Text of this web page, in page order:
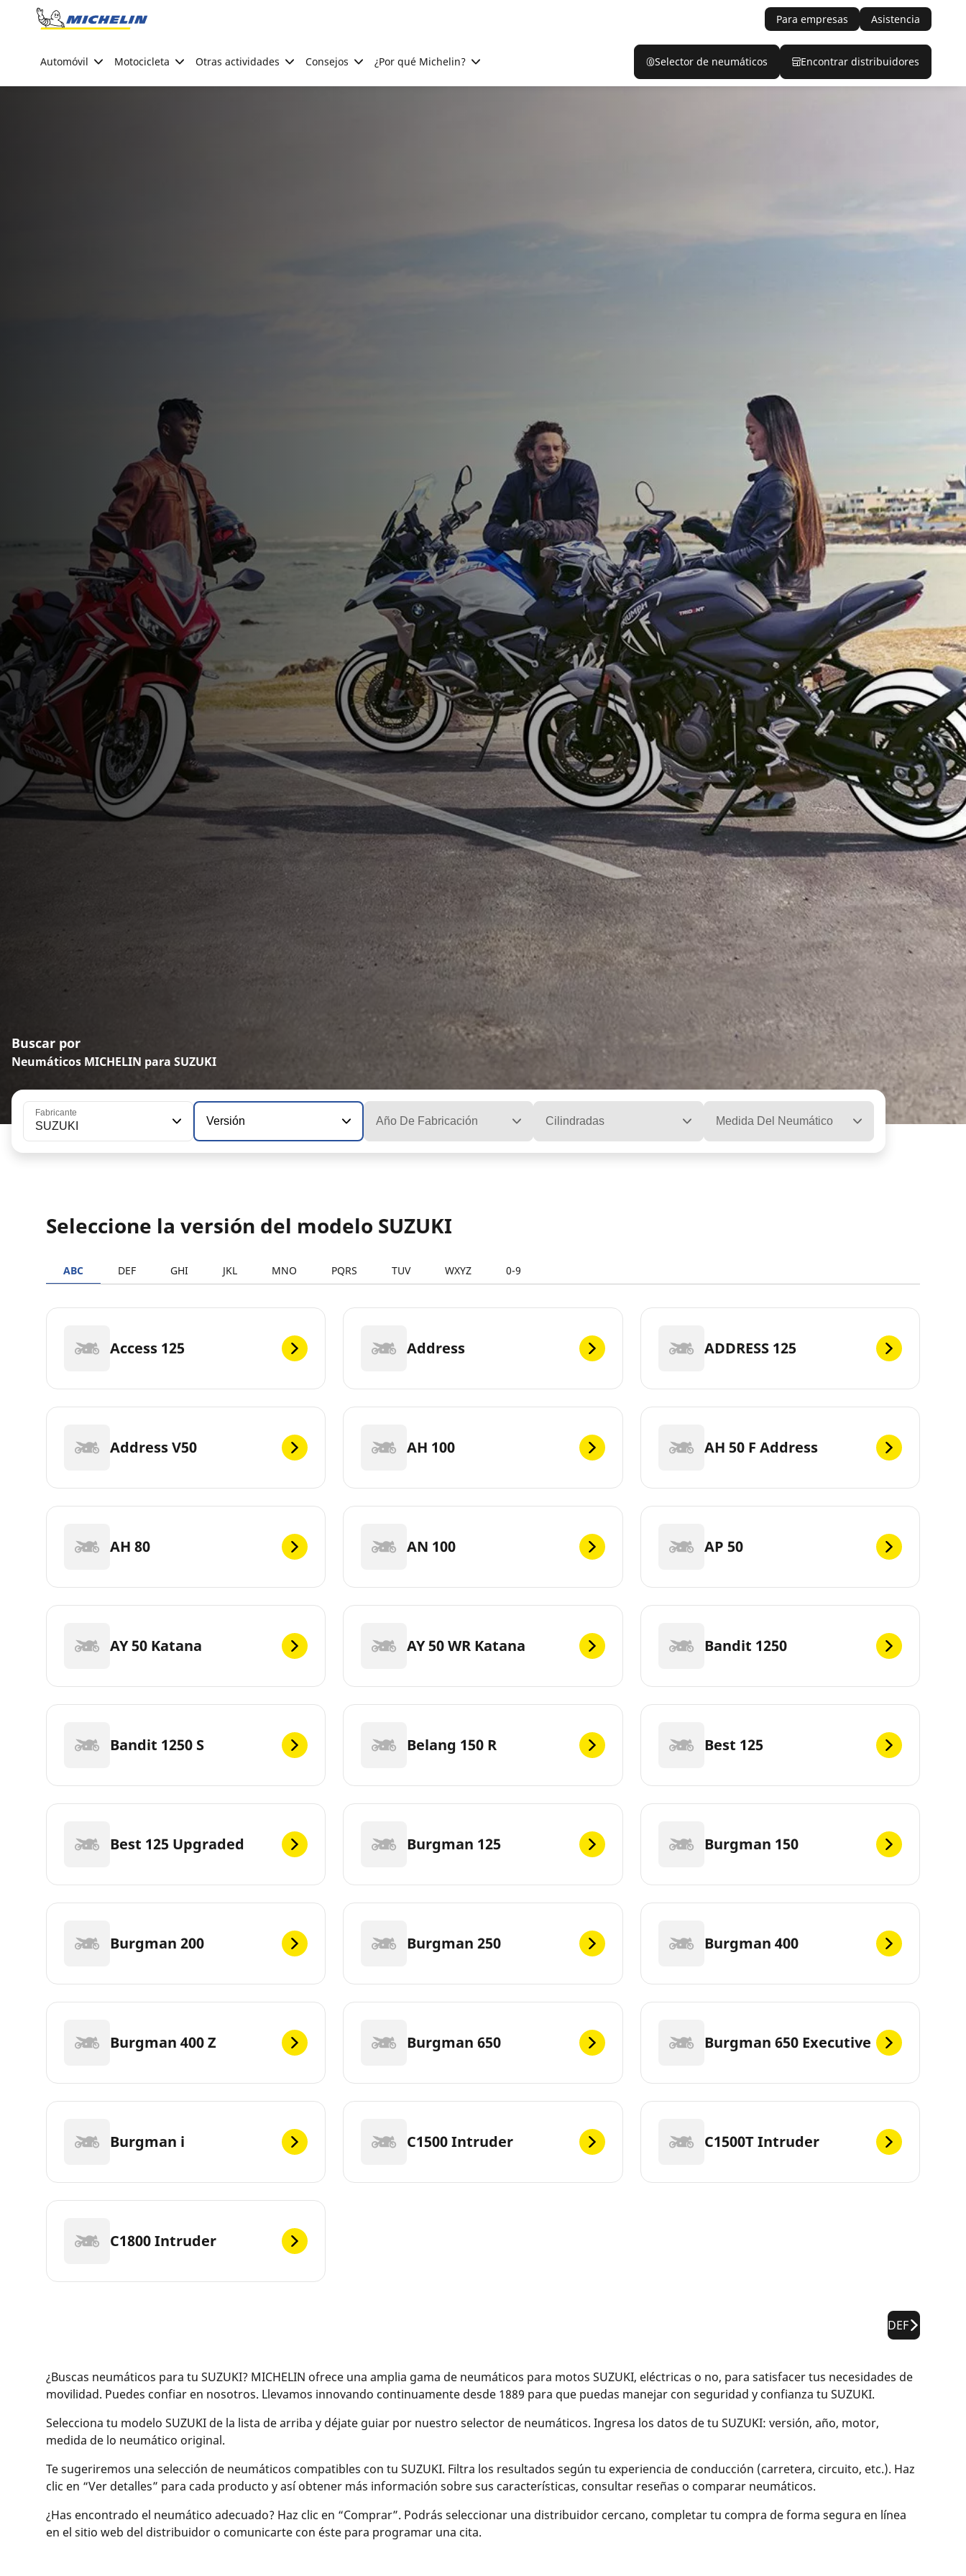
Go to page content
Para empresas Asistencia
Automóvil Motocicleta Otras actividades Consejos ¿Por qué Michelin? Selector de neumáticos Encontrar distribuidores
Buscar por
Neumáticos MICHELIN para SUZUKI
Fabricante
SUZUKI Versión Año De Fabricación Cilindradas Medida Del Neumático
Seleccione la versión del modelo SUZUKI
ABC DEF GHI JKL MNO PQRS TUV WXYZ 0-9
Access 125 Address ADDRESS 125
Address V50 AH 100 AH 50 F Address
AH 80 AN 100 AP 50
AY 50 Katana AY 50 WR Katana Bandit 1250
Bandit 1250 S Belang 150 R Best 125
Best 125 Upgraded Burgman 125 Burgman 150
Burgman 200 Burgman 250 Burgman 400
Burgman 400 Z Burgman 650 Burgman 650 Executive
Burgman i C1500 Intruder C1500T Intruder
C1800 Intruder
DEF
¿Buscas neumáticos para tu SUZUKI? MICHELIN ofrece una amplia gama de neumáticos para motos SUZUKI, eléctricas o no, para satisfacer tus necesidades de
movilidad. Puedes confiar en nosotros. Llevamos innovando continuamente desde 1889 para que puedas manejar con seguridad y confianza tu SUZUKI.
Selecciona tu modelo SUZUKI de la lista de arriba y déjate guiar por nuestro selector de neumáticos. Ingresa los datos de tu SUZUKI: versión, año, motor,
medida de lo neumático original.
Te sugeriremos una selección de neumáticos compatibles con tu SUZUKI. Filtra los resultados según tu experiencia de conducción (carretera, circuito, etc.). Haz
clic en “Ver detalles” para cada producto y así obtener más información sobre sus características, consultar reseñas o comparar neumáticos.
¿Has encontrado el neumático adecuado? Haz clic en “Comprar”. Podrás seleccionar una distribuidor cercano, completar tu compra de forma segura en línea
en el sitio web del distribuidor o comunicarte con éste para programar una cita.